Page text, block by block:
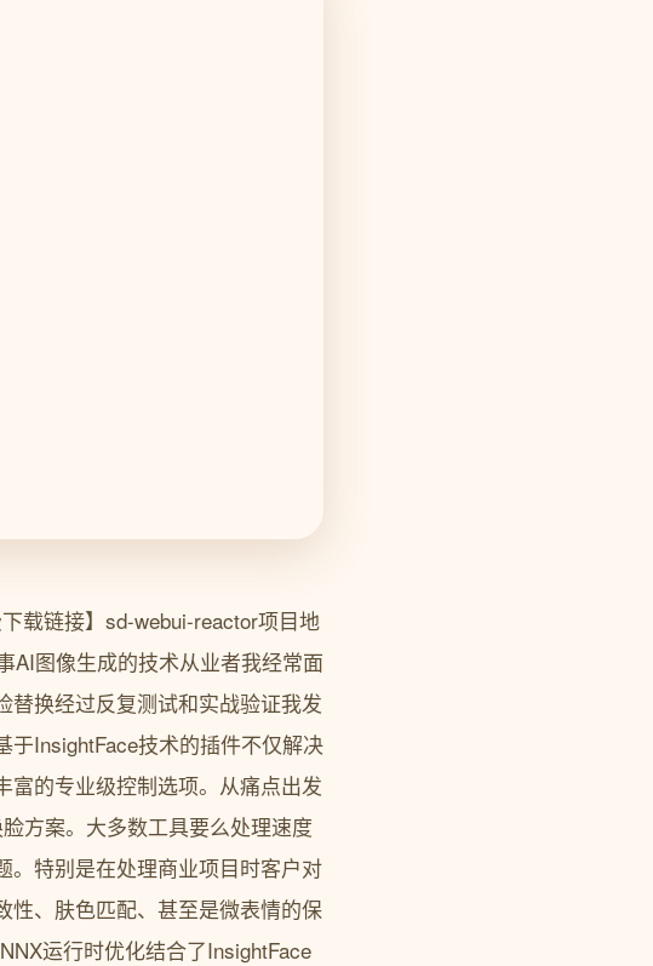
载链接】sd-webui-reactor项目地
AI图像生成的技术从业者我经常面
替换经过反复测试和实战验证我发
InsightFace技术的插件不仅解决
富的专业级控制选项。从痛点出发
方案。大多数工具要么处理速度
。特别是在处理商业项目时客户对
、肤色匹配、甚至是微表情的保
运行时优化结合了InsightFace